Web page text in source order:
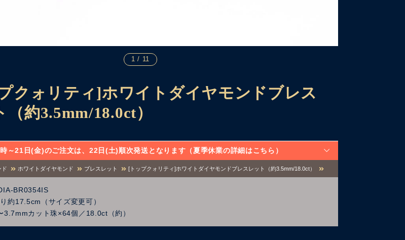
1 / 11
クォリティ]ホワイトダイヤモンドブレス
（約3.5mm/18.0ct）
～21日(金)のご注文は、22日(土)順次発送となります（夏季休業の詳細はこちら）
ド ホワイトダイヤモンド ブレスレット [トップクォリティ]ホワイトダイヤモンドブレスレット（約3.5mm/18.0ct）
BR0354IS
約17.5cm（サイズ変更可）
3.7mmカット珠×64個／18.0ct（約）